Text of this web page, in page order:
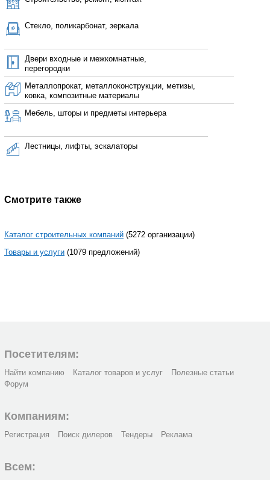
Стекло, поликарбонат, зеркала
Двери входные и межкомнатные,
перегородки
Металлопрокат, металлоконструкции, метизы,
ковка, композитные материалы
Мебель, шторы и предметы интерьера
Лестницы, лифты, эскалаторы
Смотрите также
Каталог строительных компаний (5272 организации)
Товары и услуги (1079 предложений)
Посетителям:
Найти компанию Каталог товаров и услуг
Полезные статьи
Форум
Компаниям:
Регистрация Поиск дилеров Тендеры Реклама
Всем: